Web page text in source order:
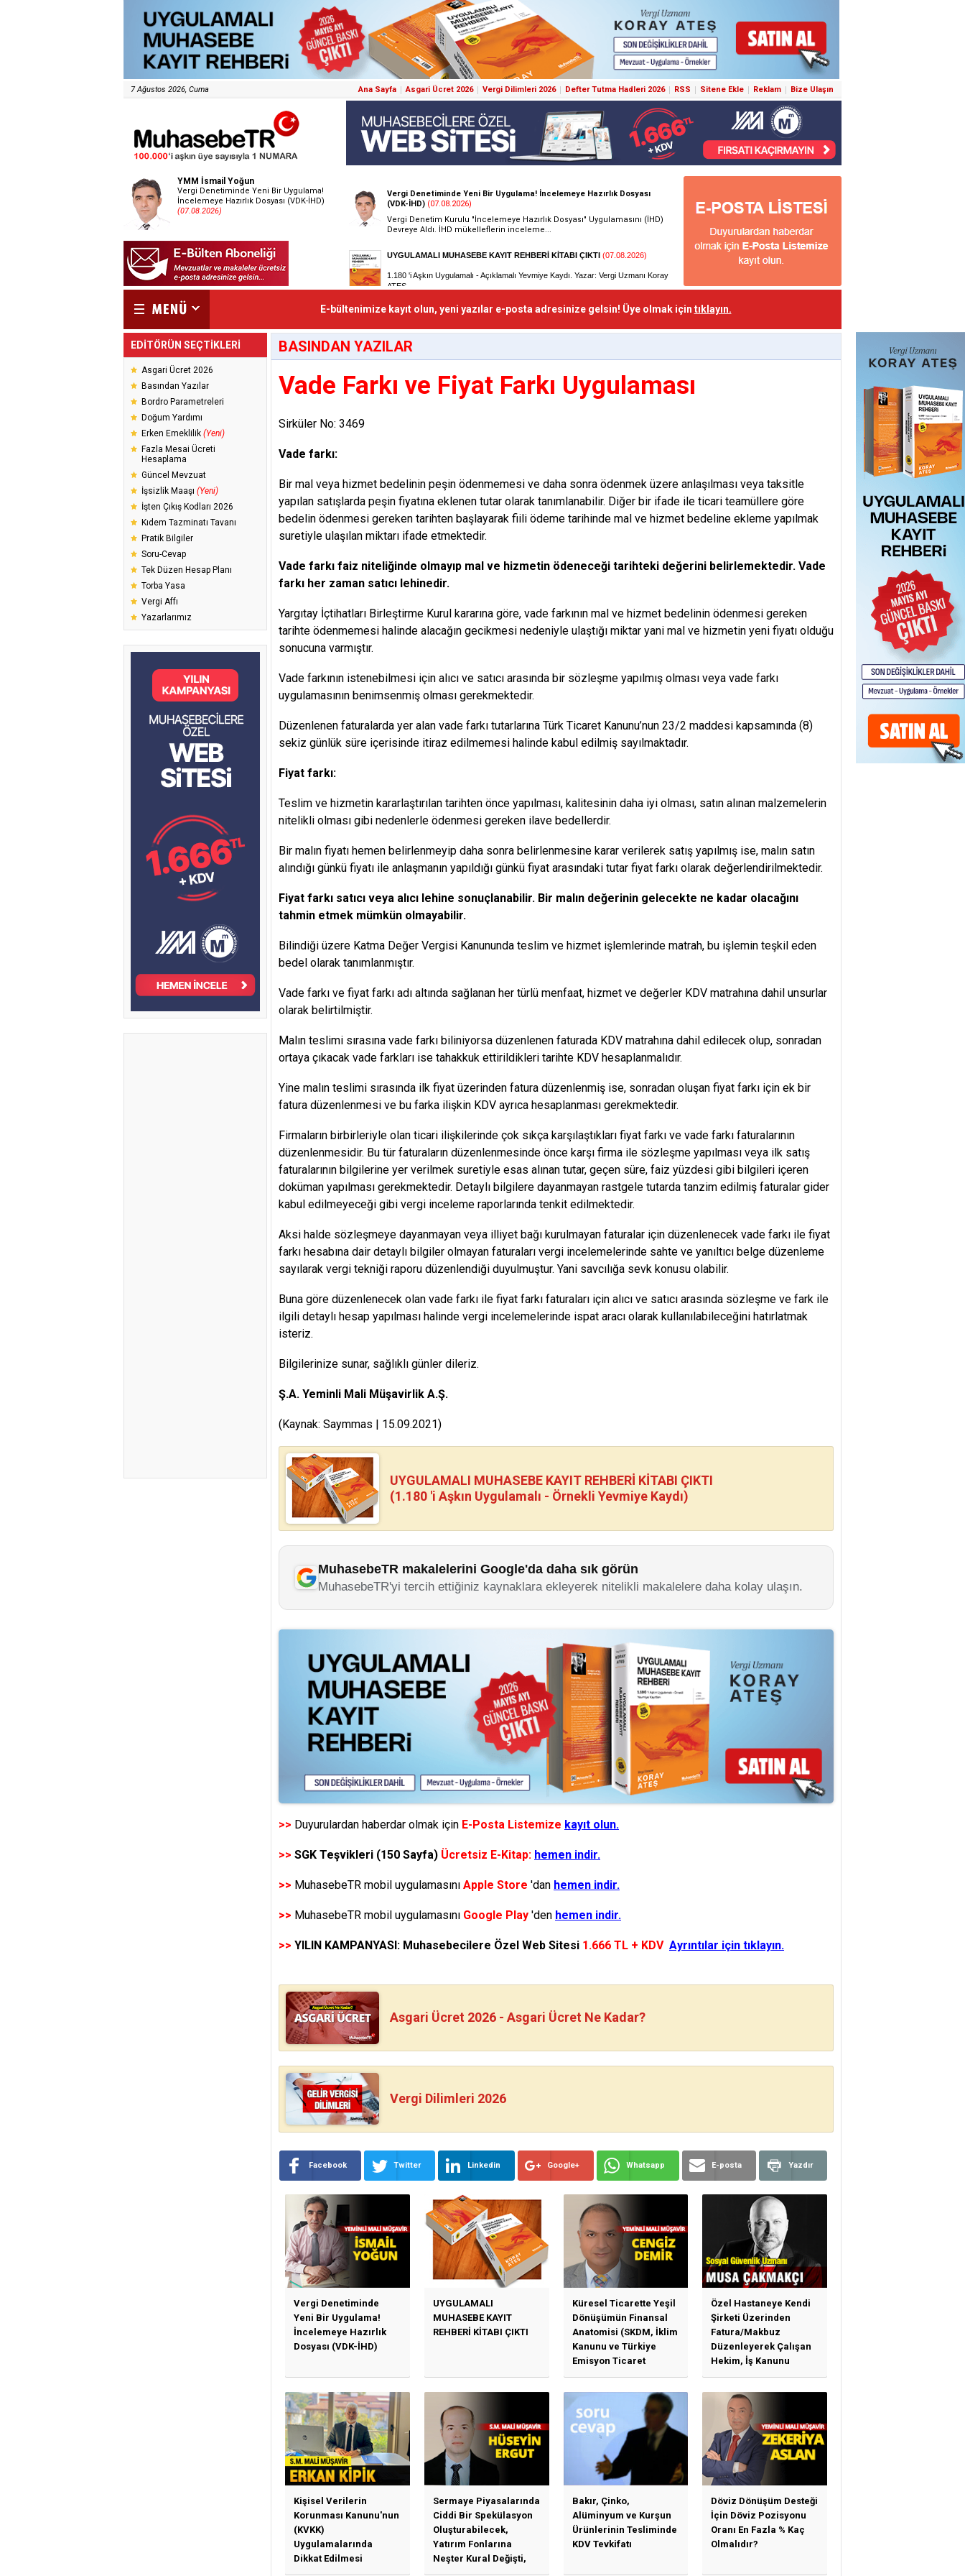
7 Ağustos 2026, Cuma Ana Sayfa Asgari Ücret 2026 Vergi Dilimleri 2026 Defter Tutma Hadleri 2026 RSS Sitene Ekle Reklam Bize Ulaşın
YMM İsmail Yoğun
Vergi Denetiminde Yeni Bir Uygulama!
İncelemeye Hazırlık Dosyası (VDK-İHD)
(07.08.2026)
E-bültenimize kayıt olun, yeni yazılar e-posta adresinize gelsin! Üye olmak için tıklayın.
EDİTÖRÜN SEÇTİKLERİ
Asgari Ücret 2026
Basından Yazılar
Bordro Parametreleri
Doğum Yardımı
Erken Emeklilik (Yeni)
Fazla Mesai Ücreti
Hesaplama
Güncel Mevzuat
İşsizlik Maaşı (Yeni)
İşten Çıkış Kodları 2026
Kıdem Tazminatı Tavanı
Pratik Bilgiler
Soru-Cevap
Tek Düzen Hesap Planı
Torba Yasa
Vergi Affı
Yazarlarımız
BASINDAN YAZILAR
Vade Farkı ve Fiyat Farkı Uygulaması
Sirküler No: 3469
Vade farkı:
Bir mal veya hizmet bedelinin peşin ödenmemesi ve daha sonra ödenmek üzere anlaşılması veya taksitle
yapılan satışlarda peşin fiyatına eklenen tutar olarak tanımlanabilir. Diğer bir ifade ile ticari teamüllere göre
bedelin ödenmesi gereken tarihten başlayarak fiili ödeme tarihinde mal ve hizmet bedeline ekleme yapılmak
suretiyle ulaşılan miktarı ifade etmektedir.
Vade farkı faiz niteliğinde olmayıp mal ve hizmetin ödeneceği tarihteki değerini belirlemektedir. Vade
farkı her zaman satıcı lehinedir.
Yargıtay İçtihatları Birleştirme Kurul kararına göre, vade farkının mal ve hizmet bedelinin ödenmesi gereken
tarihte ödenmemesi halinde alacağın gecikmesi nedeniyle ulaştığı miktar yani mal ve hizmetin yeni fiyatı olduğu
sonucuna varmıştır.
Vade farkının istenebilmesi için alıcı ve satıcı arasında bir sözleşme yapılmış olması veya vade farkı
uygulamasının benimsenmiş olması gerekmektedir.
Düzenlenen faturalarda yer alan vade farkı tutarlarına Türk Ticaret Kanunu’nun 23/2 maddesi kapsamında (8)
sekiz günlük süre içerisinde itiraz edilmemesi halinde kabul edilmiş sayılmaktadır.
Fiyat farkı:
Teslim ve hizmetin kararlaştırılan tarihten önce yapılması, kalitesinin daha iyi olması, satın alınan malzemelerin
nitelikli olması gibi nedenlerle ödenmesi gereken ilave bedellerdir.
Bir malın fiyatı hemen belirlenmeyip daha sonra belirlenmesine karar verilerek satış yapılmış ise, malın satın
alındığı günkü fiyatı ile anlaşmanın yapıldığı günkü fiyat arasındaki tutar fiyat farkı olarak değerlendirilmektedir.
Fiyat farkı satıcı veya alıcı lehine sonuçlanabilir. Bir malın değerinin gelecekte ne kadar olacağını
tahmin etmek mümkün olmayabilir.
Bilindiği üzere Katma Değer Vergisi Kanununda teslim ve hizmet işlemlerinde matrah, bu işlemin teşkil eden
bedel olarak tanımlanmıştır.
Vade farkı ve fiyat farkı adı altında sağlanan her türlü menfaat, hizmet ve değerler KDV matrahına dahil unsurlar
olarak belirtilmiştir.
Malın teslimi sırasına vade farkı biliniyorsa düzenlenen faturada KDV matrahına dahil edilecek olup, sonradan
ortaya çıkacak vade farkları ise tahakkuk ettirildikleri tarihte KDV hesaplanmalıdır.
Yine malın teslimi sırasında ilk fiyat üzerinden fatura düzenlenmiş ise, sonradan oluşan fiyat farkı için ek bir
fatura düzenlenmesi ve bu farka ilişkin KDV ayrıca hesaplanması gerekmektedir.
Firmaların birbirleriyle olan ticari ilişkilerinde çok sıkça karşılaştıkları fiyat farkı ve vade farkı faturalarının
düzenlenmesidir. Bu tür faturaların düzenlenmesinde önce karşı firma ile sözleşme yapılması veya ilk satış
faturalarının bilgilerine yer verilmek suretiyle esas alınan tutar, geçen süre, faiz yüzdesi gibi bilgileri içeren
doküman yapılması gerekmektedir. Detaylı bilgilere dayanmayan rastgele tutarda tanzim edilmiş faturalar gider
kabul edilmeyeceği gibi vergi inceleme raporlarında tenkit edilmektedir.
Aksi halde sözleşmeye dayanmayan veya illiyet bağı kurulmayan faturalar için düzenlenecek vade farkı ile fiyat
farkı hesabına dair detaylı bilgiler olmayan faturaları vergi incelemelerinde sahte ve yanıltıcı belge düzenleme
sayılarak vergi tekniği raporu düzenlendiği duyulmuştur. Yani savcılığa sevk konusu olabilir.
Buna göre düzenlenecek olan vade farkı ile fiyat farkı faturaları için alıcı ve satıcı arasında sözleşme ve fark ile
ilgili detaylı hesap yapılması halinde vergi incelemelerinde ispat aracı olarak kullanılabileceğini hatırlatmak
isteriz.
Bilgilerinize sunar, sağlıklı günler dileriz.
Ş.A. Yeminli Mali Müşavirlik A.Ş.
(Kaynak: Saymmas | 15.09.2021)
UYGULAMALI MUHASEBE KAYIT REHBERİ KİTABI ÇIKTI
(1.180 'i Aşkın Uygulamalı - Örnekli Yevmiye Kaydı)
MuhasebeTR makalelerini Google'da daha sık görün
MuhasebeTR'yi tercih ettiğiniz kaynaklara ekleyerek nitelikli makalelere daha kolay ulaşın.
>> Duyurulardan haberdar olmak için E-Posta Listemize kayıt olun.
>> SGK Teşvikleri (150 Sayfa) Ücretsiz E-Kitap: hemen indir.
>> MuhasebeTR mobil uygulamasını Apple Store 'dan hemen indir.
>> MuhasebeTR mobil uygulamasını Google Play 'den hemen indir.
>> YILIN KAMPANYASI: Muhasebecilere Özel Web Sitesi 1.666 TL + KDV Ayrıntılar için tıklayın.
Asgari Ücret 2026 - Asgari Ücret Ne Kadar?
Vergi Dilimleri 2026
Facebook Twitter Linkedin Google+ Whatsapp E-posta Yazdır
Vergi Denetiminde
Yeni Bir Uygulama!
İncelemeye Hazırlık
Dosyası (VDK-İHD)
UYGULAMALI
MUHASEBE KAYIT
REHBERİ KİTABI ÇIKTI
Küresel Ticarette Yeşil
Dönüşümün Finansal
Anatomisi (SKDM, İklim
Kanunu ve Türkiye
Emisyon Ticaret
Sistemi (TR-ETS)
Özel Hastaneye Kendi
Şirketi Üzerinden
Fatura/Makbuz
Düzenleyerek Çalışan
Hekim, İş Kanunu
Hükümlerinden
Kişisel Verilerin
Korunması Kanunu'nun
(KVKK)
Uygulamalarında
Dikkat Edilmesi
Gereken Özet Başlıklar
Sermaye Piyasalarında
Ciddi Bir Spekülasyon
Oluşturabilecek,
Yatırım Fonlarına
Neşter Kural Değişti,
SPK’dan Kritik Hamle
Bakır, Çinko,
Alüminyum ve Kurşun
Ürünlerinin Tesliminde
KDV Tevkifatı
Döviz Dönüşüm Desteği
İçin Döviz Pozisyonu
Oranı En Fazla % Kaç
Olmalıdır?